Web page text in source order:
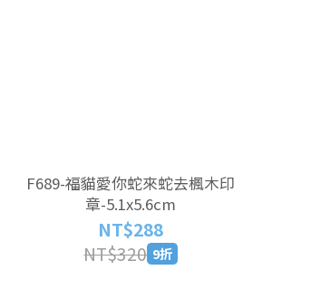
F689-福貓愛你蛇來蛇去楓木印
章-5.1x5.6cm
NT$288
NT$320 9折